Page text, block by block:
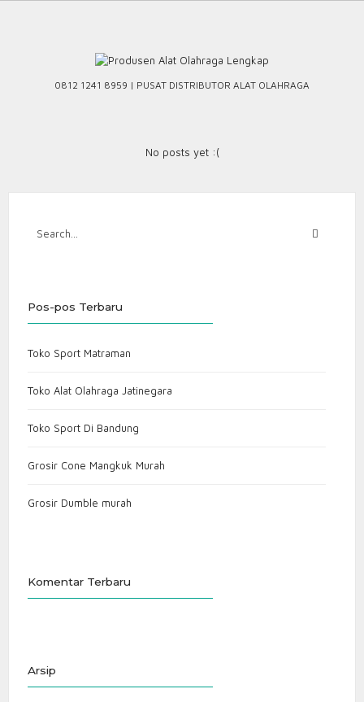
0812 1241 8959 | PUSAT DISTRIBUTOR ALAT OLAHRAGA
No posts yet :(
Pos-pos Terbaru
Toko Sport Matraman
Toko Alat Olahraga Jatinegara
Toko Sport Di Bandung
Grosir Cone Mangkuk Murah
Grosir Dumble murah
Komentar Terbaru
Arsip